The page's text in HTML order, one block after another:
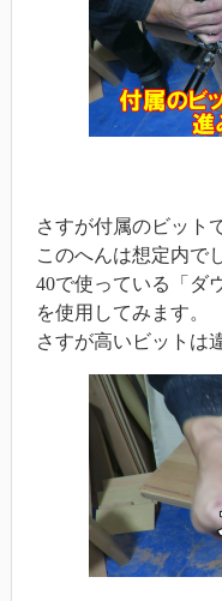
さすが付属のビット
このへんは想定内で
40で使っている「ダ
を使用してみます。
さすが高いビットは